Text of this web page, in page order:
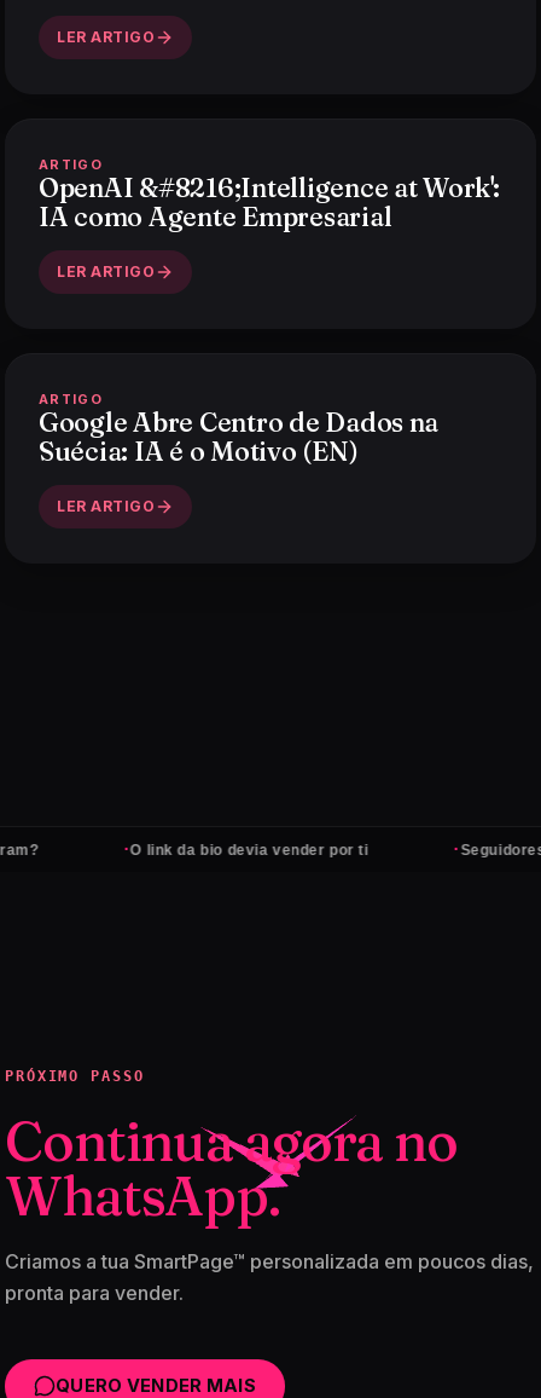
LER ARTIGO
ARTIGO
OpenAI &#8216;Intelligence at Work':
IA como Agente Empresarial
LER ARTIGO
ARTIGO
Google Abre Centro de Dados na
Suécia: IA é o Motivo (EN)
LER ARTIGO
O link da bio devia vender por ti Seguidores
PRÓXIMO PASSO
Continua agora no
WhatsApp.
Criamos a tua SmartPage™ personalizada em poucos dias,
pronta para vender.
QUERO VENDER MAIS